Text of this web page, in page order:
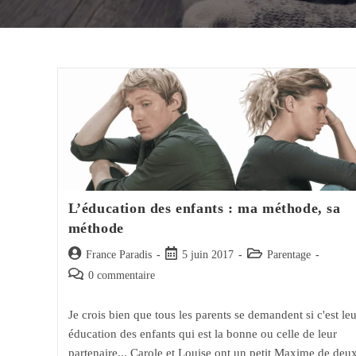
L’éducation des enfants : ma méthode, sa
méthode
Auteur/autrice
de
France Paradis
Post5 juin 2017
Post Parentage
Post 0 commentaire
Je crois bien que tous les parents se demandent si c'est
éducation des enfants qui est la bonne ou celle de leur
partenaire... Carole et Louise ont un petit Maxime de